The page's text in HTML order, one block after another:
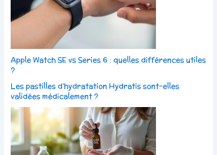
Apple Watch SE vs Series 6 : quelles différences utiles
?
Les pastilles d’hydratation Hydratis sont-elles
validées médicalement ?